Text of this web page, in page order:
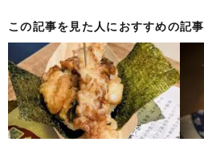
この記事を見た人におすすめの記事